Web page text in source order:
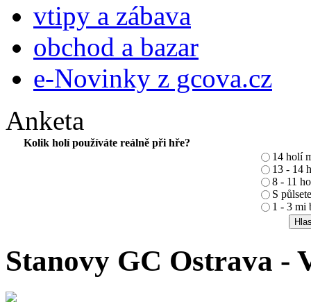
vtipy a zábava
obchod a bazar
e-Novinky z gcova.cz
Anketa
Kolik holí používáte reálně při hře?
14 holí
13 - 14
8 - 11
S
1 - 3 mi
Stanovy GC Ostrava -